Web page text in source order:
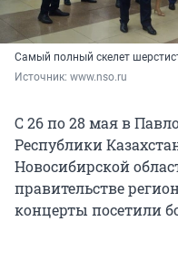
Самый полный скелет
Источник: www.nso.ru
С 26 по 28 мая в
Республики
Новосибирской
правительстве
концерты посетили